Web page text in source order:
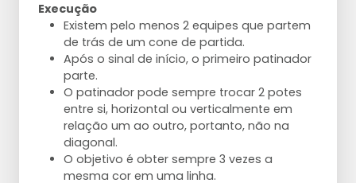
Execução
Existem pelo menos 2 equipes que partem
de trás de um cone de partida.
Após o sinal de início, o primeiro patinador
parte.
O patinador pode sempre trocar 2 potes
entre si, horizontal ou verticalmente em
relação um ao outro, portanto, não na
diagonal.
O objetivo é obter sempre 3 vezes a
mesma cor em uma linha.